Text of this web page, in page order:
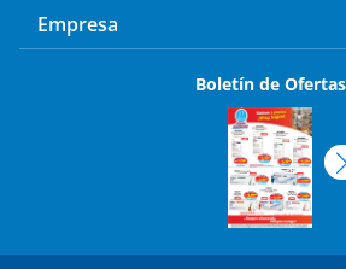
Empresa
Boletín de Ofertas